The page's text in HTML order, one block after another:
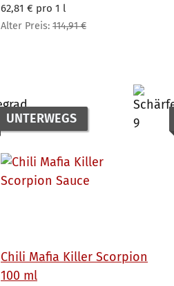
62,81 € pro 1 l
Alter Preis: 114,91 €
UNTERWEGS
Chili Mafia Killer Scorpion
100 ml